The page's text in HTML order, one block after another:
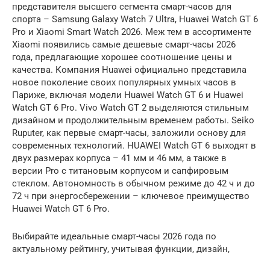
представителя высшего сегмента смарт-часов для
спорта – Samsung Galaxy Watch 7 Ultra, Huawei Watch GT 6
Pro и Xiaomi Smart Watch 2026. Меж тем в ассортименте
Xiaomi появились самые дешевые смарт-часы 2026
года, предлагающие хорошее соотношение цены и
качества. Компания Huawei официально представила
новое поколение своих популярных умных часов в
Париже, включая модели Huawei Watch GT 6 и Huawei
Watch GT 6 Pro. Vivo Watch GT 2 выделяются стильным
дизайном и продолжительным временем работы. Seiko
Ruputer, как первые смарт-часы, заложили основу для
современных технологий. HUAWEI Watch GT 6 выходят в
двух размерах корпуса – 41 мм и 46 мм, а также в
версии Pro с титановым корпусом и сапфировым
стеклом. Автономность в обычном режиме до 42 ч и до
72 ч при энергосбережении – ключевое преимущество
Huawei Watch GT 6 Pro.
Выбирайте идеальные смарт-часы 2026 года по
актуальному рейтингу, учитывая функции, дизайн,